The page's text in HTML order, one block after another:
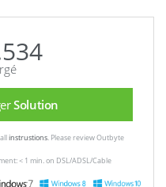
Solution
instrustions. Please review Outbyte
< 1 min. on DSL/ADSL/Cable